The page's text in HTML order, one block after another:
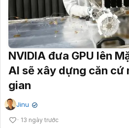
NVIDIA đưa GPU lên
AI sẽ xây dựng căn cứ
gian
Jinu ✔
13 ngày trước